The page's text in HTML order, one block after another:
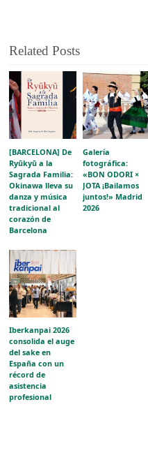
Related Posts
[BARCELONA] De
Ryūkyū a la
Sagrada Familia:
Okinawa lleva su
danza y música
tradicional al
corazón de
Barcelona
Galería
fotográfica:
«BON ODORI ×
JOTA ¡Bailamos
juntos!» Madrid
2026
Iberkanpai 2026
consolida el auge
del sake en
España con un
récord de
asistencia
profesional